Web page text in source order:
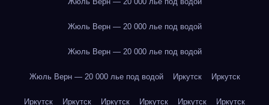
Жюль Верн — 20 000 лье под водой
Жюль Верн — 20 000 лье под водой
Жюль Верн — 20 000 лье под водой Иркутск Иркутск
Иркутск Иркутск Иркутск Иркутск Иркутск Иркутск